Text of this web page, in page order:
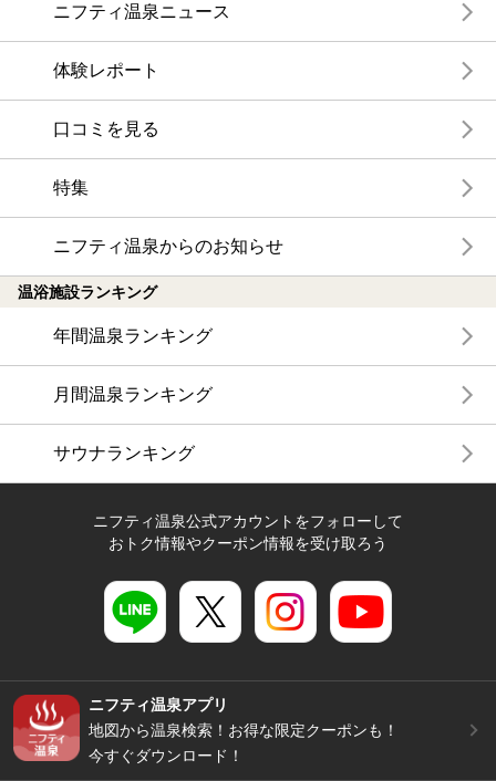
ニフティ温泉ニュース
体験レポート
口コミを見る
特集
ニフティ温泉からのお知らせ
温浴施設ランキング
年間温泉ランキング
月間温泉ランキング
サウナランキング
ニフティ温泉公式アカウントをフォローして
おトク情報やクーポン情報を受け取ろう
ニフティ温泉アプリ
地図から温泉検索！お得な限定クーポンも！
今すぐダウンロード！